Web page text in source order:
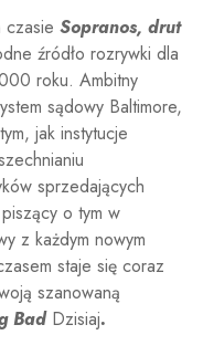
czasie Sopranos, drut
źródło rozrywki dla
roku. Ambitny
sądowy Baltimore,
jak instytucje
sprzedających
o tym w
z każdym nowym
staje się coraz
szanowaną
Bad Dzisiaj.